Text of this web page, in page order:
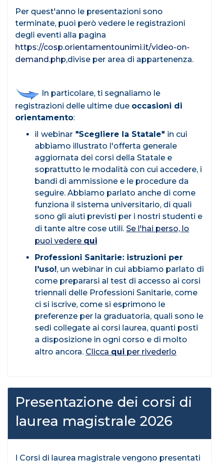
Per quest'anno le presentazioni sono
terminate, puoi però vedere le registrazioni
degli eventi alla pagina
https://cosp.orientamentounimi.it/video-on-
demand.php,divise per area di appartenenza.
In particolare, ti segnaliamo le
registrazioni delle ultime due occasioni di
orientamento:
il webinar "Scegliere la Statale" in cui
abbiamo illustrato l'offerta generale
aggiornata dei corsi della Statale e
soprattutto le modalità con cui accedere, i
bandi di ammissione e le procedure da
seguire. Abbiamo parlato anche di come
funziona il sistema universitario, di quali
sono gli aiuti previsti per i nostri studenti e
di tante altre cose utili. Se l'hai perso, lo
puoi vedere qui
Professioni Sanitarie: istruzioni per
l'uso!, un webinar in cui abbiamo parlato di
come prepararsi al test di accesso ai corsi
triennali delle Professioni Sanitarie, come
ci si iscrive, come si esprimono le
preferenze per la graduatoria, quali sono le
sedi collegate ai corsi laurea, quanti posti
a disposizione in ogni corso e di molto
altro ancora. Clicca qui per rivederlo
Presentazione dei corsi di
laurea magistrale 2026
I Corsi di laurea magistrale vengono presentati